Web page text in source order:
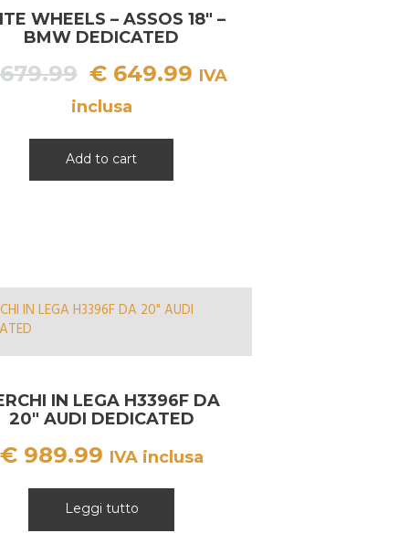
WHEELS – ASSOS 18″ –
BMW DEDICATED
Il
prezzo
era:
€ 679.99.
€649.99IlIVA
inclusa
Add to cart
IN LEGA H3396F DA
20″ AUDI DEDICATED
€989.99 IVA inclusa
Leggi tutto